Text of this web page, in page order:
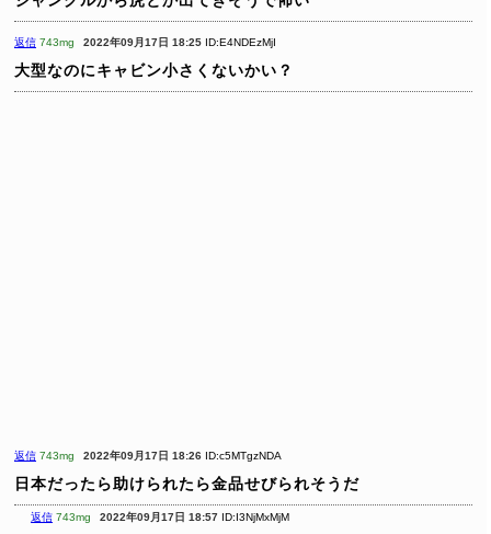
返信 743mg 2022年09月17日 18:25 ID:E4NDEzMjI
大型なのにキャビン小さくないかい？
返信 743mg 2022年09月17日 18:26 ID:c5MTgzNDA
日本だったら助けられたら金品せびられそうだ
返信 743mg 2022年09月17日 18:57 ID:I3NjMxMjM